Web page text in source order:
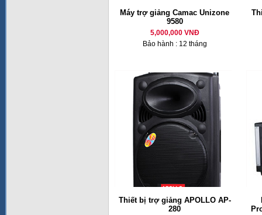
Máy trợ giảng Camac Unizone
9580
5,000,000 VNĐ
Bảo hành : 12 tháng
Thiết bị trợ giảng APOLLO AP-
280